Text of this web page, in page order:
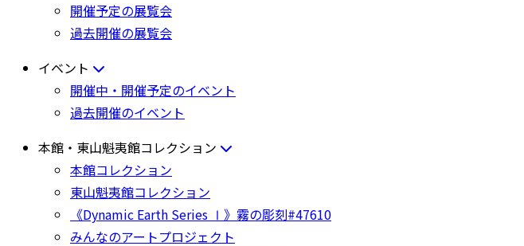
開催予定の展覧会
過去開催の展覧会
イベント
開催中・開催予定のイベント
過去開催のイベント
本館・東山魁夷館コレクション
本館コレクション
東山魁夷館コレクション
《Dynamic Earth Series Ⅰ》霧の彫刻#47610
みんなのアートプロジェクト